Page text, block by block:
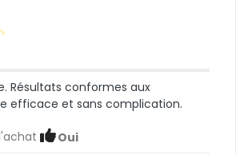
Résultats conformes aux
efficace et sans complication.
Oui